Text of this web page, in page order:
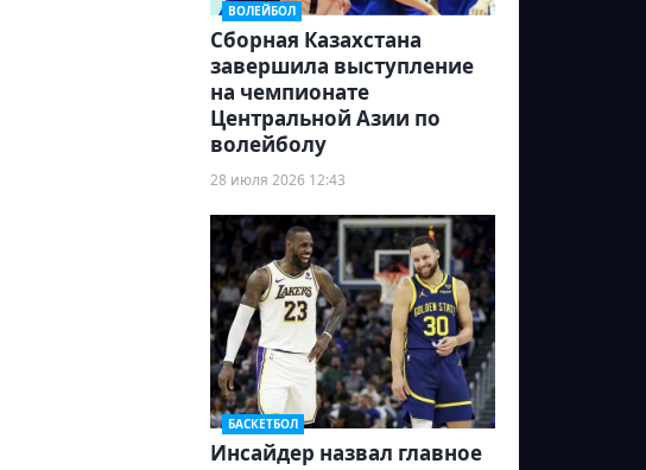
ВОЛЕЙБОЛ
Сборная Казахстана
завершила выступление
на чемпионате
Центральной Азии по
волейболу
28 июля 2026 12:43
БАСКЕТБОЛ
Инсайдер назвал главное